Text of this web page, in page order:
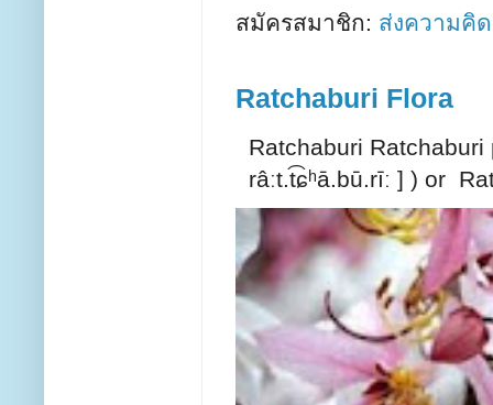
สมัครสมาชิก: ส่งความคิ
Ratchaburi Flora
Ratchaburi
râːt.t͡ɕʰā.bū.rīː ] ) or